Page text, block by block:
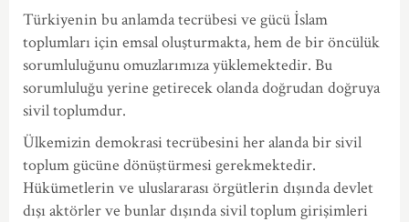
Türkiyenin bu anlamda tecrübesi ve gücü İslam
toplumları için emsal oluşturmakta, hem de bir öncülük
sorumluluğunu omuzlarımıza yüklemektedir. Bu
sorumluluğu yerine getirecek olanda doğrudan doğruya
sivil toplumdur.
Ülkemizin demokrasi tecrübesini her alanda bir sivil
toplum gücüne dönüştürmesi gerekmektedir.
Hükümetlerin ve uluslararası örgütlerin dışında devlet
dışı aktörler ve bunlar dışında sivil toplum girişimleri